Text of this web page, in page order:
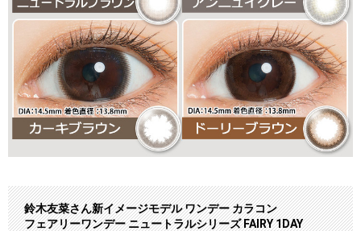
鈴木友菜さん新イメージモデル ワンデー カラコン
フェアリーワンデー ニュートラルシリーズ FAIRY 1DAY